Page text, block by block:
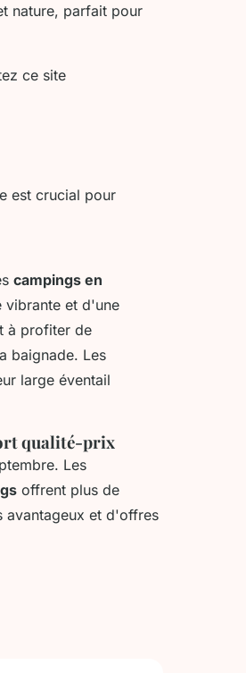
nature, parfait pour
ce site
est crucial pour
campings en
vibrante et d'une
à profiter de
baignade. Les
large éventail
qualité-prix
Les
offrent plus de
avantageux et d'offres